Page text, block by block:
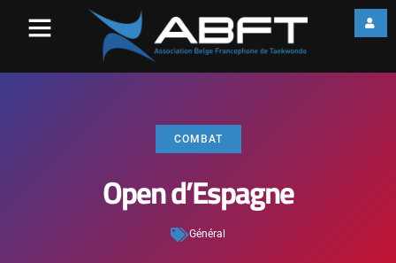
COMBAT
Open d’Espagne
Général